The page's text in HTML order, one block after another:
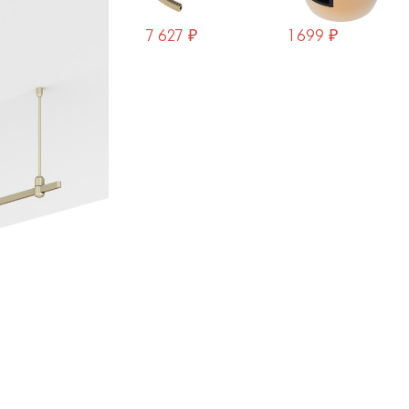
1 699 ₽ 939 ₽